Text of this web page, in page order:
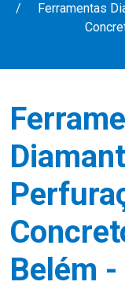
Ferramentas
Belém -